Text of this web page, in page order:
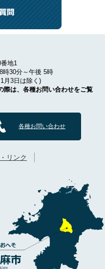
地1
時30分～午後 5時
月3日は除く)
は、各種お問い合わせをご覧
各種お問い合わせ
リンク